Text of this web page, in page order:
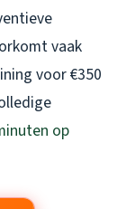
vaak
voor €350
op